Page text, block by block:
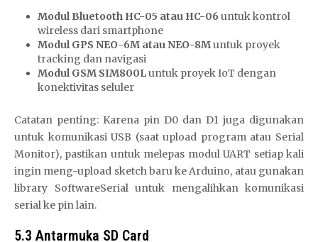
Modul Bluetooth HC-05 atau HC-06 untuk kontrol
wireless dari smartphone
Modul GPS NEO-6M atau NEO-8Muntuk proyek
tracking dan navigasi
Modul GSM SIM800Luntuk proyek IoT dengan
konektivitas seluler
Catatan penting: Karena pin D0 dan D1 juga digunakan
untuk komunikasi USB (saat upload program atau Serial
Monitor), pastikan untuk melepas modul UART setiap kali
ingin meng-upload sketch baru ke Arduino, atau gunakan
library SoftwareSerial untuk mengalihkan komunikasi
serial ke pin lain.
5.3 Antarmuka SD Card